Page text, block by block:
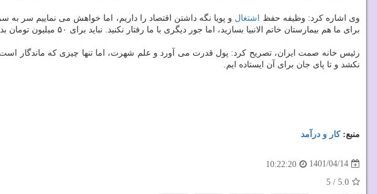
وی اشاره کرد: وظیفه حفظ اشتغال و پویا نگه داشتن اقتصاد را داریم، اما خواهش می نماییم سر به
برای ما هم بیمارستان خاتم الانبیا بسازید، اما جور دیگری با ما رفتار نکنید. نباید برای ۵۰ میلیون تومان بدهی یک کارخانه، ۴۲ حساب آن مجموعه تولیدی که دارای چندین هلدینگ است بسته شود.
رئیس خانه صمت ایران، تصریح کرد: پول قدرت می آورد و علم شهرت، اما تنها چیزی که ماندگار
نکشد و تا پای جان برای آن ایستاده ایم.
منبع:كار و درآمد
1401/04/14
10:22:20
5.0
/
5